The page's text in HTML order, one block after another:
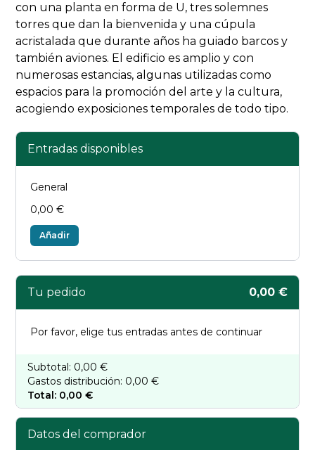
con una planta en forma de U, tres solemnes
torres que dan la bienvenida y una cúpula
acristalada que durante años ha guiado barcos y
también aviones. El edificio es amplio y con
numerosas estancias, algunas utilizadas como
espacios para la promoción del arte y la cultura,
acogiendo exposiciones temporales de todo tipo.
Entradas disponibles
General
0,00 €
Añadir
Tu pedido 0,00 €
Por favor, elige tus entradas antes de continuar
Subtotal: 0,00 €
Gastos distribución: 0,00 €
Total: 0,00 €
Datos del comprador